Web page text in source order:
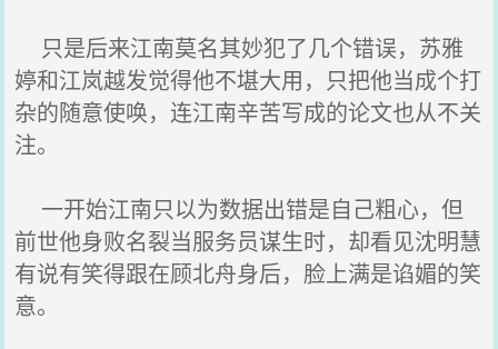
只是后来江南莫名其妙犯了几个错误，苏雅
婷和江岚越发觉得他不堪大用，只把他当成个打
杂的随意使唤，连江南辛苦写成的论文也从不关
注。
一开始江南只以为数据出错是自己粗心，但
前世他身败名裂当服务员谋生时，却看见沈明慧
有说有笑得跟在顾北舟身后，脸上满是谄媚的笑
意。